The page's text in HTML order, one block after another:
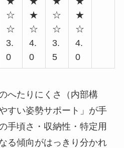
☆
☆
3.
0
★
☆
4.
0
☆
☆
3.
5
★
☆
4.
0
へたりにくさ（内部構
すい姿勢サポート」が手
手頃さ・収納性・特定用
る傾向がはっきり分かれ